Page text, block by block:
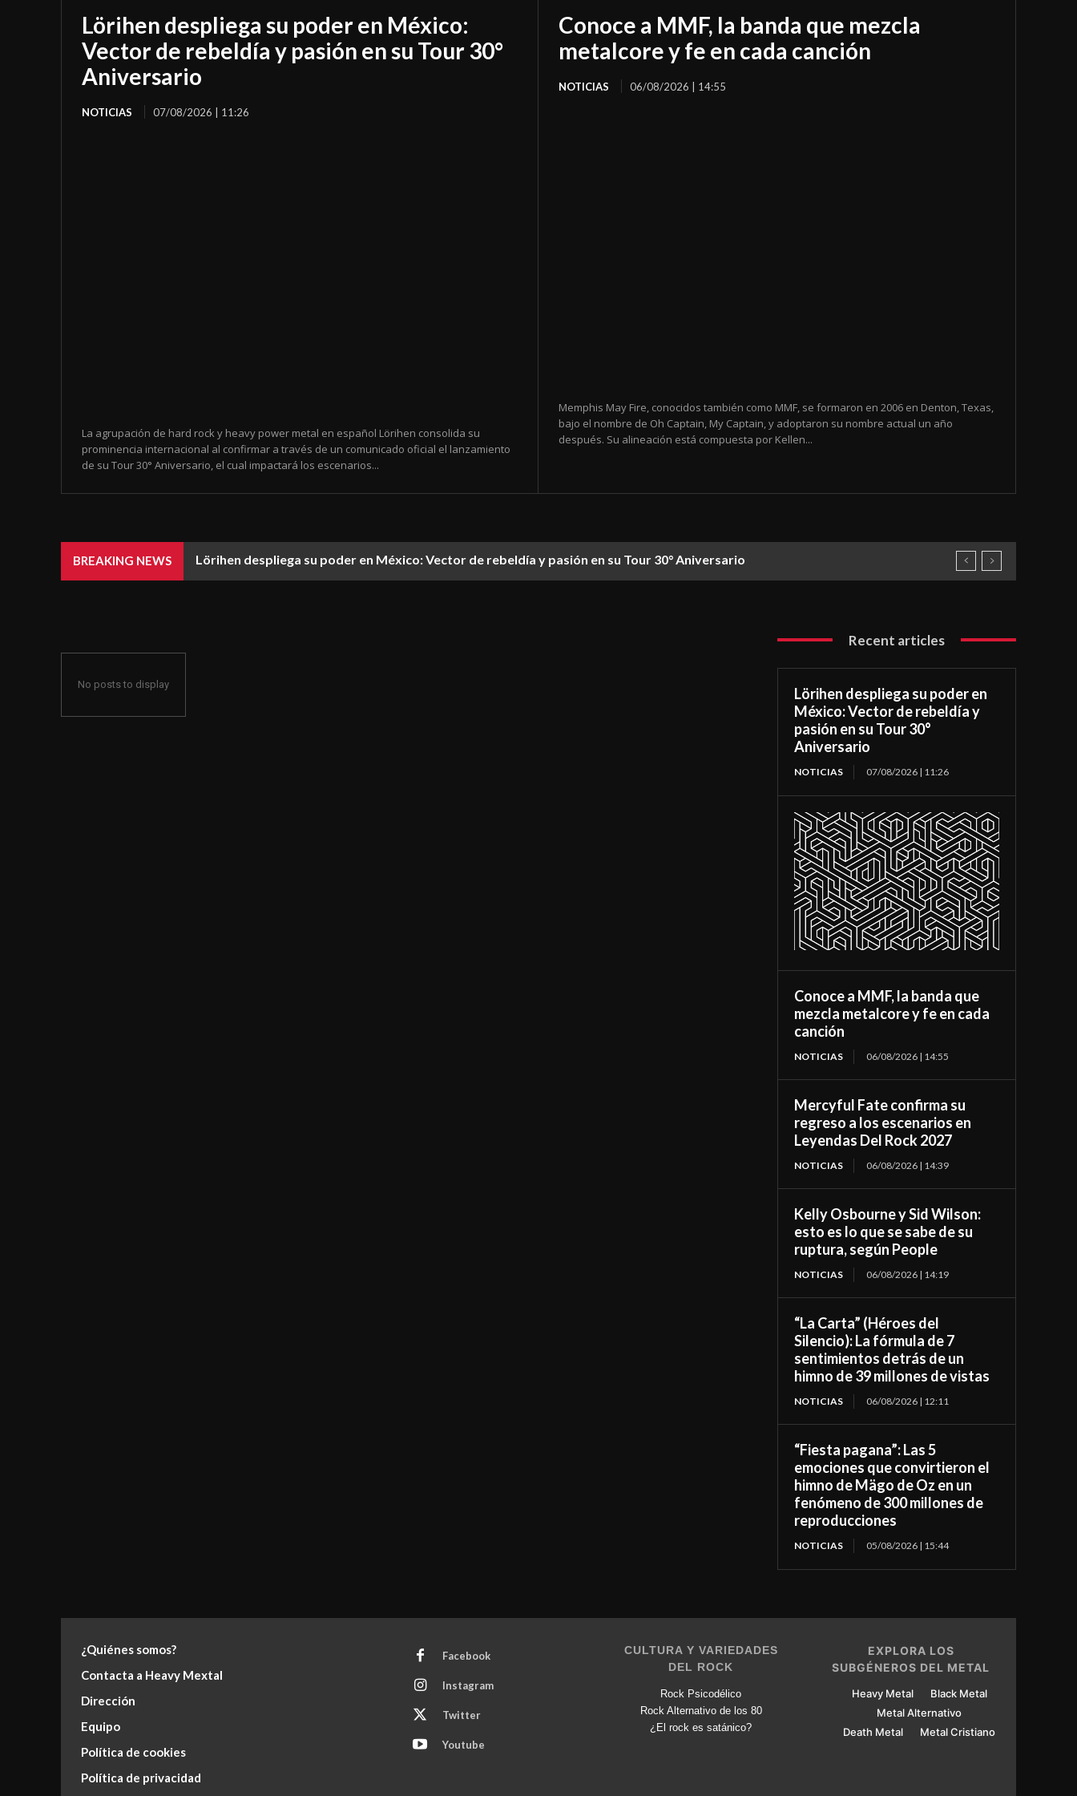
Lörihen despliega su poder en México:
Vector de rebeldía y pasión en su Tour 30°
Aniversario
NOTICIAS 07/08/2026 | 11:26
La agrupación de hard rock y heavy power metal en español Lörihen consolida su
prominencia internacional al confirmar a través de un comunicado oficial el lanzamiento
de su Tour 30° Aniversario, el cual impactará los escenarios...
Conoce a MMF, la banda que mezcla
metalcore y fe en cada canción
NOTICIAS 06/08/2026 | 14:55
Memphis May Fire, conocidos también como MMF, se formaron en 2006 en Denton, Texas,
bajo el nombre de Oh Captain, My Captain, y adoptaron su nombre actual un año
después. Su alineación está compuesta por Kellen...
BREAKING NEWS Lörihen despliega su poder en México: Vector de rebeldía y pasión en su Tour 30° Aniversario
No posts to display
Recent articles
Lörihen despliega su poder en
México: Vector de rebeldía y
pasión en su Tour 30°
Aniversario
NOTICIAS 07/08/2026 | 11:26
Conoce a MMF, la banda que
mezcla metalcore y fe en cada
canción
NOTICIAS 06/08/2026 | 14:55
Mercyful Fate confirma su
regreso a los escenarios en
Leyendas Del Rock 2027
NOTICIAS 06/08/2026 | 14:39
Kelly Osbourne y Sid Wilson:
esto es lo que se sabe de su
ruptura, según People
NOTICIAS 06/08/2026 | 14:19
“La Carta” (Héroes del
Silencio): La fórmula de 7
sentimientos detrás de un
himno de 39 millones de vistas
NOTICIAS 06/08/2026 | 12:11
“Fiesta pagana”: Las 5
emociones que convirtieron el
himno de Mägo de Oz en un
fenómeno de 300 millones de
reproducciones
NOTICIAS 05/08/2026 | 15:44
¿Quiénes somos?
Contacta a Heavy Mextal
Dirección
Equipo
Política de cookies
Política de privacidad
Facebook
Instagram
Twitter
Youtube
CULTURA Y VARIEDADES
DEL ROCK
Rock Psicodélico
Rock Alternativo de los 80
¿El rock es satánico?
EXPLORA LOS
SUBGÉNEROS DEL METAL
Heavy Metal
Black Metal
Metal Alternativo
Death Metal
Metal Cristiano